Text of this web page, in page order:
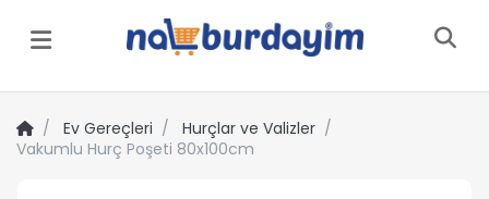
Menü
Ev Gereçleri
Hurçlar ve Valizler
Vakumlu Hurç Poşeti 80x100cm